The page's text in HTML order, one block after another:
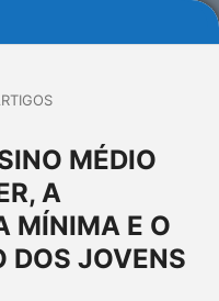
MÉDIO
A
MÍNIMA E O
DOS JOVENS